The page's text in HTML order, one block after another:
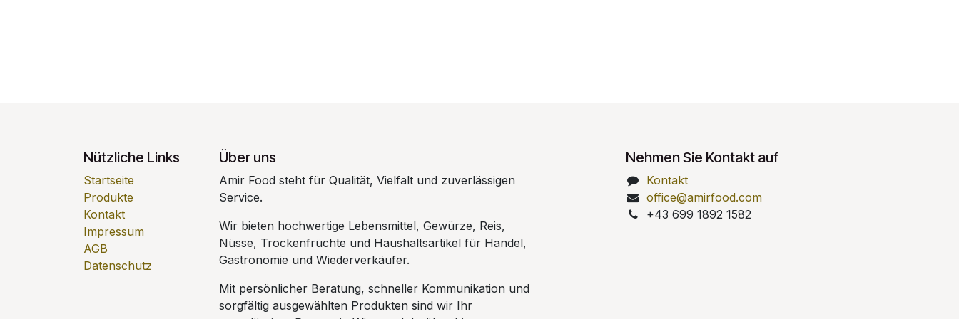
Nützliche Links
Startseite
Produkte
Kontakt
Impressum
AGB
Datenschutz
Über uns
Amir Food steht für Qualität, Vielfalt und zuverlässigen
Service.
Wir bieten hochwertige Lebensmittel, Gewürze, Reis,
Nüsse, Trockenfrüchte und Haushaltsartikel für Handel,
Gastronomie und Wiederverkäufer.
Mit persönlicher Beratung, schneller Kommunikation und
sorgfältig ausgewählten Produkten sind wir Ihr
Nehmen Sie Kontakt auf
Kontakt
office@amirfood.com
+43 699 1892 1582